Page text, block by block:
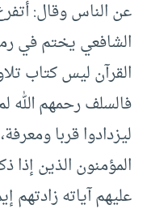
عن الناس وقال:
الشافعي يختم في
القرآن ليس كتاب
فالسلف رحمهم الله
ليزدادوا قربا
المؤمنون الذين إذا
عليهم آياته زادتهم